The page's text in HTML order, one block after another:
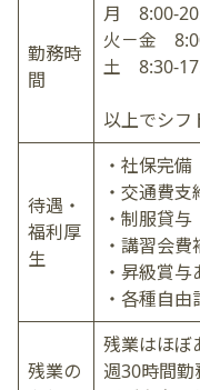
勤務時
間
月 8:00-
火－金
土 8:30-
以上でシフ
待遇・
福利厚
生
・社保完備
・交通費支
・制服貸与
・講習会費
・昇級賞与
・各種自
残業の
残業はほぼ
週30時間